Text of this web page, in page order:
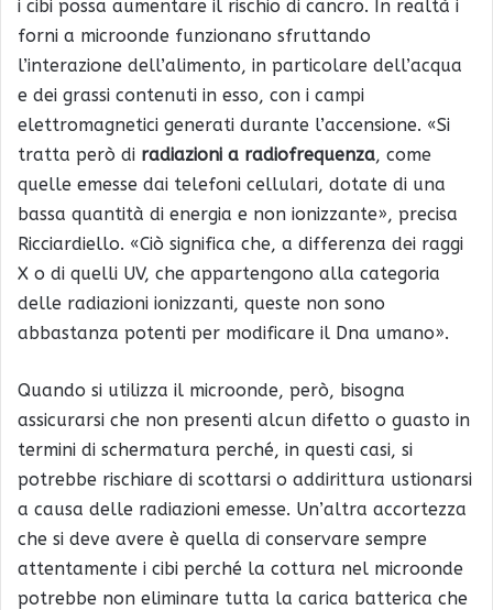
i cibi possa aumentare il rischio di cancro. In realtà i
forni a microonde funzionano sfruttando
l’interazione dell’alimento, in particolare dell’acqua
e dei grassi contenuti in esso, con i campi
elettromagnetici generati durante l’accensione. «Si
tratta però di radiazioni a radiofrequenza, come
quelle emesse dai telefoni cellulari, dotate di una
bassa quantità di energia e non ionizzante», precisa
Ricciardiello. «Ciò significa che, a differenza dei raggi
X o di quelli UV, che appartengono alla categoria
delle radiazioni ionizzanti, queste non sono
abbastanza potenti per modificare il Dna umano».
Quando si utilizza il microonde, però, bisogna
assicurarsi che non presenti alcun difetto o guasto in
termini di schermatura perché, in questi casi, si
potrebbe rischiare di scottarsi o addirittura ustionarsi
a causa delle radiazioni emesse. Un’altra accortezza
che si deve avere è quella di conservare sempre
attentamente i cibi perché la cottura nel microonde
potrebbe non eliminare tutta la carica batterica che